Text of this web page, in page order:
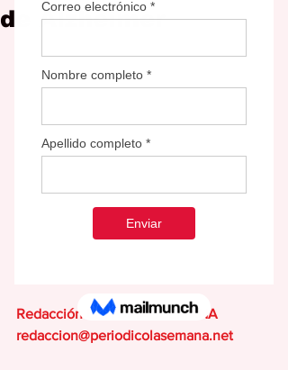
de Alzheimer
Redacción EDITORIAL SEMANA
redaccion@periodicolasemana.net